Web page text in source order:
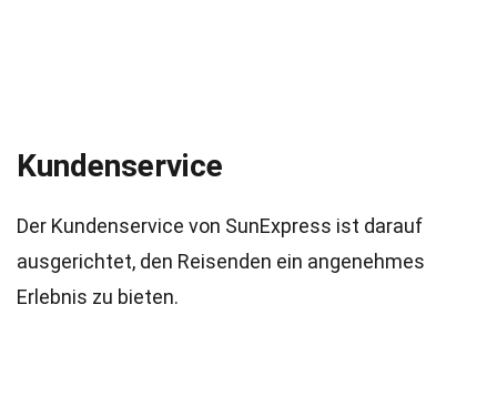
Kundenservice
Der Kundenservice von SunExpress ist darauf
ausgerichtet, den Reisenden ein angenehmes
Erlebnis zu bieten.